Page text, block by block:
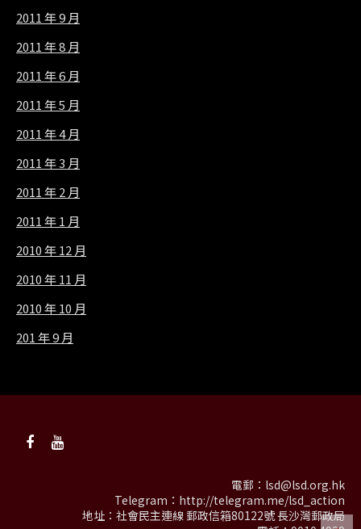
2011 年 9 月
2011 年 8 月
2011 年 6 月
2011 年 5 月
2011 年 4 月
2011 年 3 月
2011 年 2 月
2011 年 1 月
2010 年 12 月
2010 年 11 月
2010 年 10 月
201 年 9 月
電郵： lsd@lsd.org.hk
Telegram： http://telegram.me/lsd_action
地址：社會民主連線 郵政信箱80122號 長沙灣郵政局